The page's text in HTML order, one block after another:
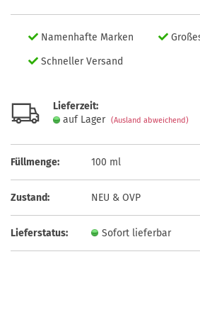
Namenhafte Marken
Schneller Versand
Lieferzeit:
auf Lager (Ausland abweichend)
Füllmenge: 100 ml
Zustand: NEU & OVP
Lieferstatus: Sofort lieferbar